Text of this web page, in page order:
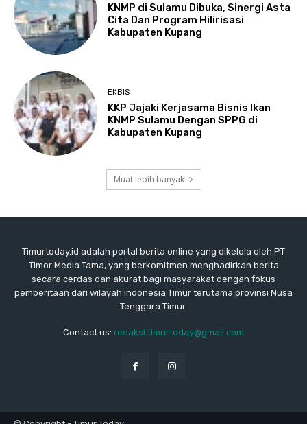
KNMP di Sulamu Dibuka, Sinergi Asta
Cita Dan Program Hilirisasi
Kabupaten Kupang
EKBIS
KKP Jajaki Kerjasama Bisnis Ikan
KNMP Sulamu Dengan SPPG di
Kabupaten Kupang
Muat lebih banyak
Timurtoday.id adalah portal berita online yang dikelola oleh PT
Timor Media Tama, yang berkomitmen menghadirkan berita
secara cerdas dan akurat bagi masyarakat dengan fokus
pemberitaan dari wilayah Indonesia Timur terutama provinsi Nusa
Tenggara Timur.
Contact us: redaksi.timurtoday@gmail.com